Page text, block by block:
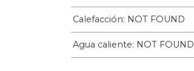
Calefacción: NOT FOUND
Agua caliente: NOT FOUND